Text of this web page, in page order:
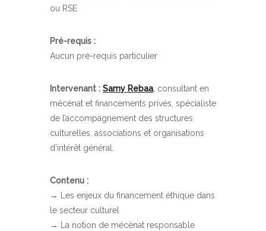
ou RSE
Pré-requis :
Aucun pré-requis particulier
Intervenant : Samy Rebaa, consultant en
mécénat et financements privés, spécialiste
de l’accompagnement des structures
culturelles, associations et organisations
d’intérêt général.
Contenu :
→ Les enjeux du financement éthique dans
le secteur culturel
→ La notion de mécénat responsable